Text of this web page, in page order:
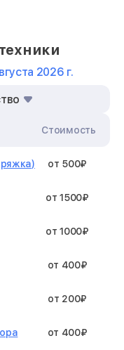
2026 г.
Стоимость
от 500₽
от 1500₽
от 1000₽
от 400₽
от 200₽
от 400₽